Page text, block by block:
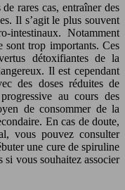
rares cas, entraîner des
Il s’agit le plus souvent
Notamment
sont trop importants. Ces
détoxifiantes de la
Il est cependant
des doses réduites de
au cours des
de consommer de la
En cas de doute,
vous pouvez consulter
une cure de spiruline
si vous souhaitez associer